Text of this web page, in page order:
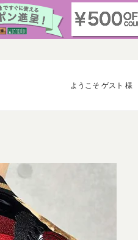
ようこそ ゲスト 様